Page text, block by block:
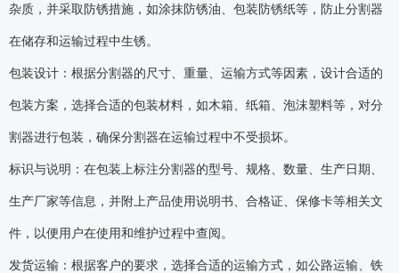
杂质，并采取防锈措施，如涂抹防锈油、包装防锈纸等，防止分割器
在储存和运输过程中生锈。
包装设计：根据分割器的尺寸、重量、运输方式等因素，设计合适的
包装方案，选择合适的包装材料，如木箱、纸箱、泡沫塑料等，对分
割器进行包装，确保分割器在运输过程中不受损坏。
标识与说明：在包装上标注分割器的型号、规格、数量、生产日期、
生产厂家等信息，并附上产品使用说明书、合格证、保修卡等相关文
件，以便用户在使用和维护过程中查阅。
发货运输：根据客户的要求，选择合适的运输方式，如公路运输、铁